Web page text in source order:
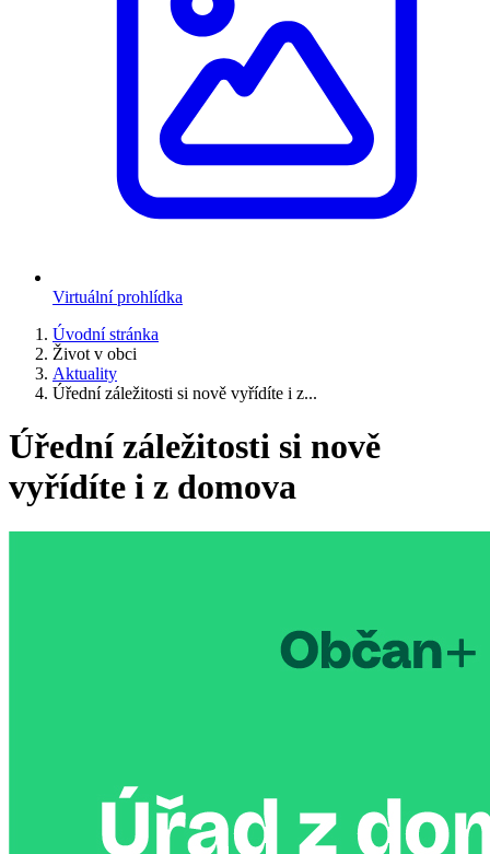
Virtuální prohlídka
Úvodní stránka
Život v obci
Aktuality
Úřední záležitosti si nově vyřídíte i z...
Úřední záležitosti si nově
vyřídíte i z domova